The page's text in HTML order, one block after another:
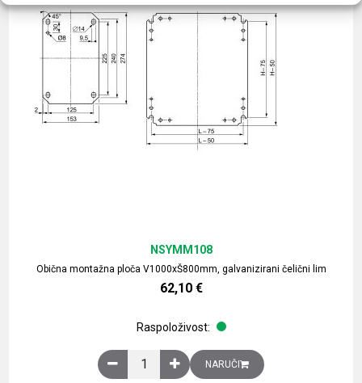
Obična montažna ploča V1000xŠ800mm, galvanizirani čelični lim
NSYMM108
62,10 €
Raspoloživost:
Obična montažna ploča V1000xŠ800mm,
NARUČI